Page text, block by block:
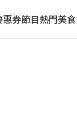
惠券節目熱門美食